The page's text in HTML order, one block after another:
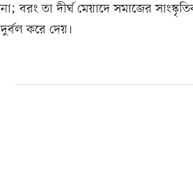
না; বরং তা দীর্ঘ মেয়াদে সমাজের
দুর্বল করে দেয়।